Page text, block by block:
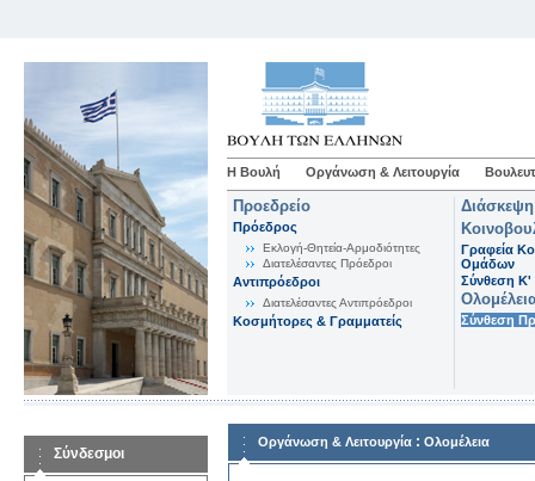
Η Βουλή Οργάνωση & Λειτουργία
Προεδρείο
Πρόεδρος
Εκλογή-Θητεία-Αρμοδιότητες
Διατελέσαντες Πρόεδροι
Αντιπρόεδροι
Διατελέσαντες Αντιπρόεδροι
Κοσμήτορες & Γραμματείς
Γραφεία
Ομάδων
Σύνθεση K'
Σύνθεση
Σύνδεσμοι
Οργάνωση & Λειτουργία : Ολομέλεια